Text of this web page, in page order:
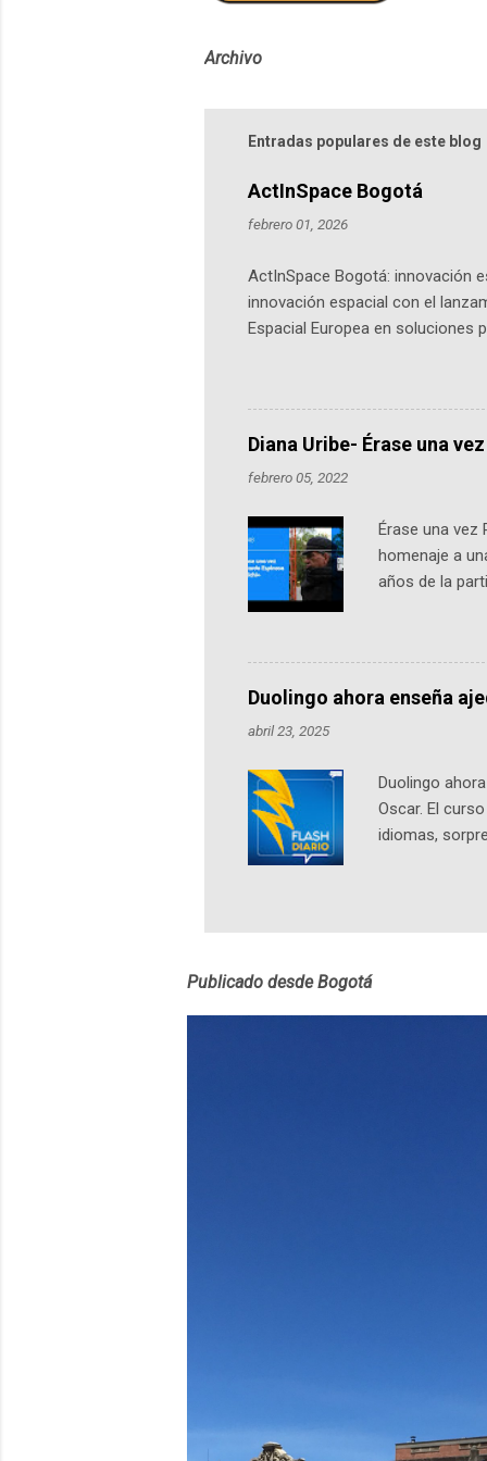
Archivo
Entradas populares de este blog
ActInSpace Bogotá
febrero 01, 2026
ActInSpace Bogotá: innovación
innovación espacial con el
Espacial Europea en soluciones
emprendedores y estudiantes.
más de 60 ciudades, donde
datos orbitales. En Bogotá,
Diana Uribe- Érase una
febrero 05, 2022
Érase una vez
homenaje a
años de la
podcast, de
nuestro
Notas del
pueden
Duolingo ahora enseña
abril 23, 2025
Duolingo
Oscar. El
idiomas,
estará
personajes
Publicado desde Bogotá